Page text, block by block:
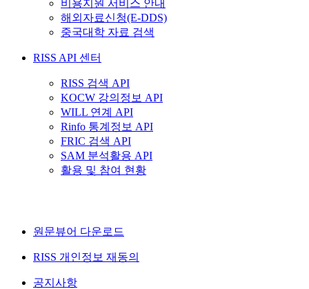
비용지원 서비스 안내
해외자료신청(E-DDS)
중국대학 자료 검색
RISS API 센터
RISS 검색 API
KOCW 강의정보 API
WILL 연계 API
Rinfo 통계정보 API
FRIC 검색 API
SAM 분석활용 API
활용 및 참여 현황
원문뷰어 다운로드
RISS 개인정보 재동의
공지사항